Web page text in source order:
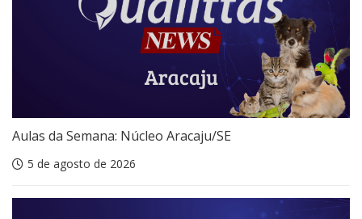
Aulas da Semana: Núcleo Aracaju/SE
5 de agosto de 2026